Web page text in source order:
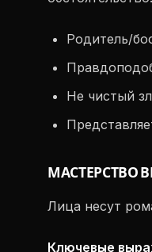
Родитель/
Не чистый
МАСТЕРСТВО
Лица несут
Ключевые